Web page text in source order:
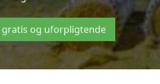
gratis og uforpligtende